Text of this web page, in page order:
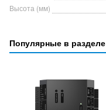
Высота (мм)
Популярные в разделе